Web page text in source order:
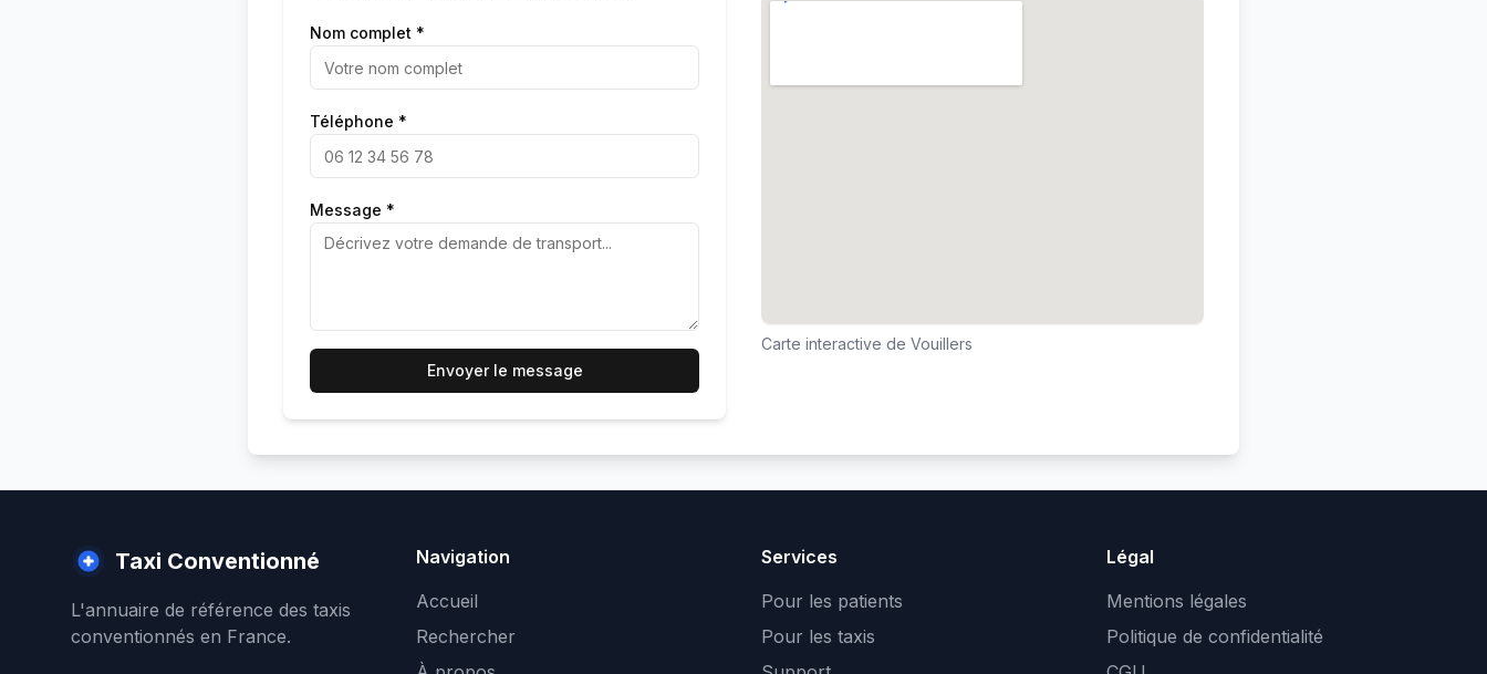
Nom complet *
Téléphone *
Message *
Envoyer le message
Carte interactive de Vouillers
Taxi Conventionné
L'annuaire de référence des taxis
conventionnés en France.
Navigation
Accueil
Rechercher
Services
Pour les patients
Pour les taxis
Légal
Mentions légales
Politique de confidentialité